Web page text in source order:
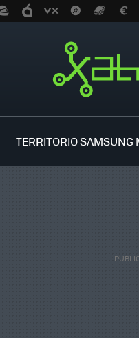
TERRITORIO SAMSUNG